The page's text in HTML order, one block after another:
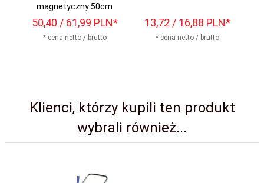
magnetyczny 50cm
50,40 / 61,99 PLN*
* cena netto / brutto
13,72 / 16,88 PLN*
* cena netto / brutto
Klienci, którzy kupili ten produkt
wybrali również...